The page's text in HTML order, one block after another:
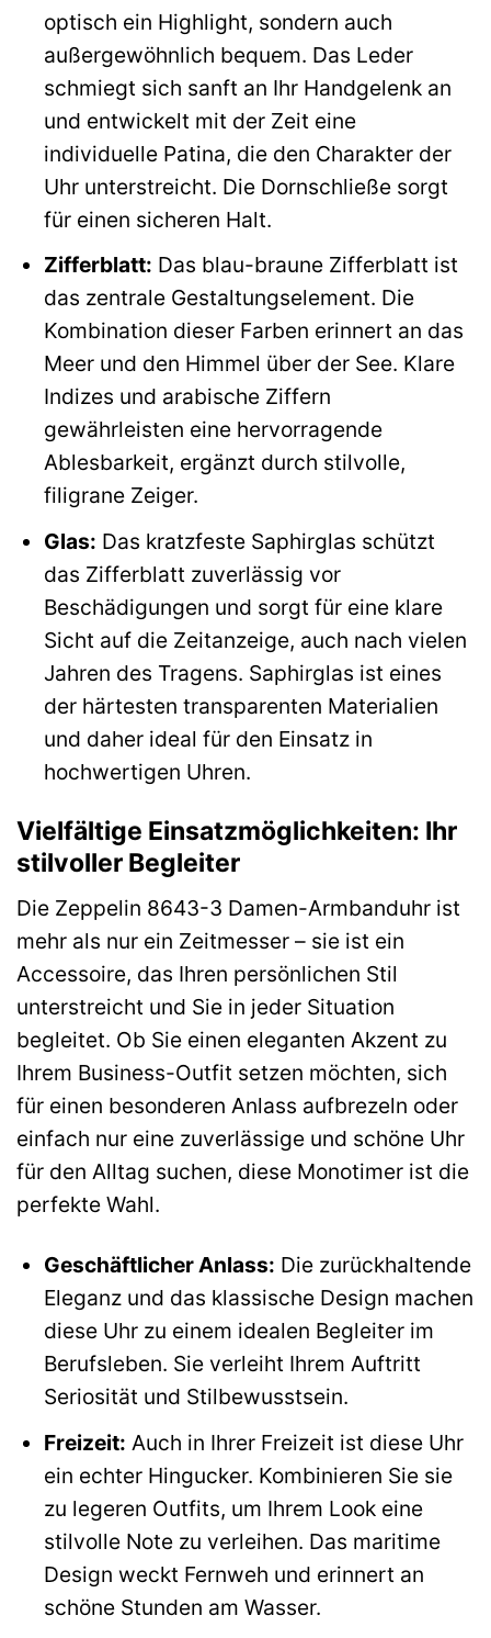
optisch ein Highlight, sondern auch
außergewöhnlich bequem. Das Leder
schmiegt sich sanft an Ihr Handgelenk an
und entwickelt mit der Zeit eine
individuelle Patina, die den Charakter der
Uhr unterstreicht. Die Dornschließe sorgt
für einen sicheren Halt.
Zifferblatt: Das blau-braune Zifferblatt ist
das zentrale Gestaltungselement. Die
Kombination dieser Farben erinnert an das
Meer und den Himmel über der See. Klare
Indizes und arabische Ziffern
gewährleisten eine hervorragende
Ablesbarkeit, ergänzt durch stilvolle,
filigrane Zeiger.
Glas: Das kratzfeste Saphirglas schützt
das Zifferblatt zuverlässig vor
Beschädigungen und sorgt für eine klare
Sicht auf die Zeitanzeige, auch nach vielen
Jahren des Tragens. Saphirglas ist eines
der härtesten transparenten Materialien
und daher ideal für den Einsatz in
hochwertigen Uhren.
Vielfältige Einsatzmöglichkeiten: Ihr
stilvoller Begleiter
Die Zeppelin 8643-3 Damen-Armbanduhr ist
mehr als nur ein Zeitmesser – sie ist ein
Accessoire, das Ihren persönlichen Stil
unterstreicht und Sie in jeder Situation
begleitet. Ob Sie einen eleganten Akzent zu
Ihrem Business-Outfit setzen möchten, sich
für einen besonderen Anlass aufbrezeln oder
einfach nur eine zuverlässige und schöne Uhr
für den Alltag suchen, diese Monotimer ist die
perfekte Wahl.
Geschäftlicher Anlass: Die zurückhaltende
Eleganz und das klassische Design machen
diese Uhr zu einem idealen Begleiter im
Berufsleben. Sie verleiht Ihrem Auftritt
Seriosität und Stilbewusstsein.
Freizeit: Auch in Ihrer Freizeit ist diese Uhr
ein echter Hingucker. Kombinieren Sie sie
zu legeren Outfits, um Ihrem Look eine
stilvolle Note zu verleihen. Das maritime
Design weckt Fernweh und erinnert an
schöne Stunden am Wasser.